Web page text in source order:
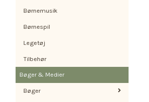
Børnemusik
Børnespil
Legetøj
Tilbehør
Bøger & Medier
Bøger